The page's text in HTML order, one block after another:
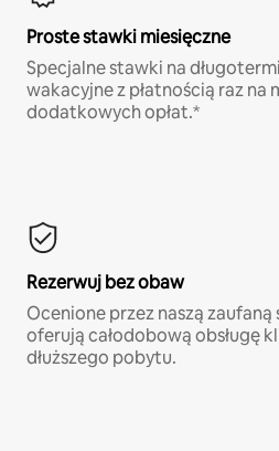
Proste stawki miesięczne
Specjalne stawki na
wakacyjne z płatnością raz na
dodatkowych opłat.*
Rezerwuj bez obaw
Ocenione przez naszą zaufaną
oferują całodobową obsługę
dłuższego pobytu.